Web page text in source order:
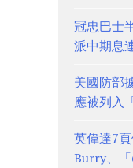
冠忠巴士
派中期息
美國防部
應被列入
英偉達7
Burry、